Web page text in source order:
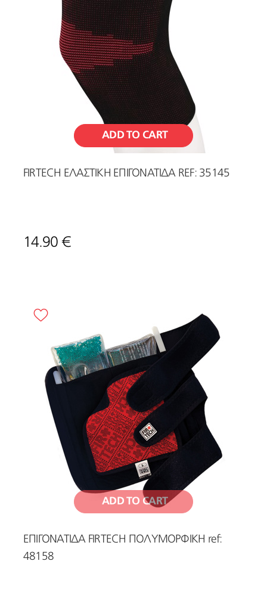
ADD TO CART
FIRTECH ΕΛΑΣΤΙΚΗ ΕΠΙΓΟΝΑΤΙΔΑ REF: 35145
14.90 €
ADD TO CART
ΕΠΙΓΟΝΑΤΙΔΑ FIRTECH ΠΟΛΥΜΟΡΦΙΚΗ ref:
48158